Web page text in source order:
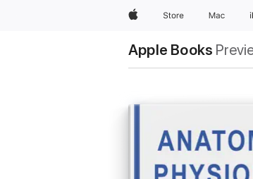
AppleStore Mac
Apple Books